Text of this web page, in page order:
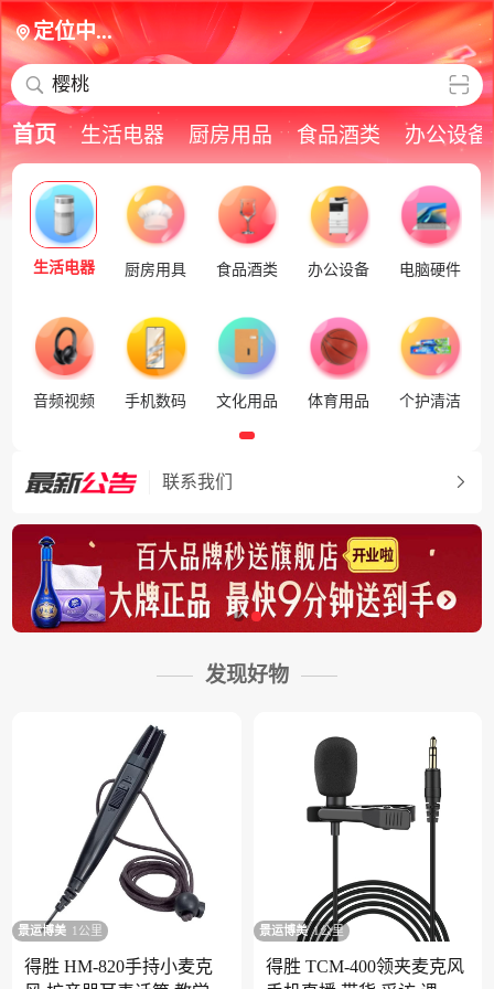
定位中...
樱桃
首页 生活电器 厨房用品 食品酒类 办公设备
生活电器 厨房用具 食品酒类 办公设备 电脑硬件
音频视频 手机数码 文化用品 体育用品 个护清洁
联系我们
发现好物
景运博美 1公里
得胜 HM-820手持小麦克
景运博美 1公里
得胜 TCM-400领夹麦克风